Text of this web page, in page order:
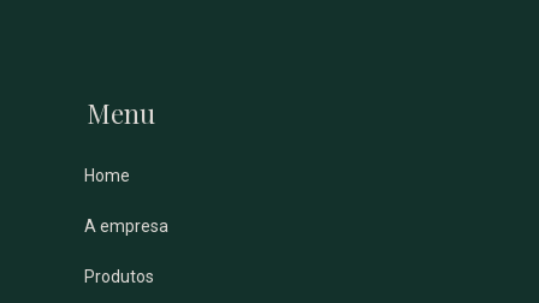
Menu
Home
A empresa
Produtos